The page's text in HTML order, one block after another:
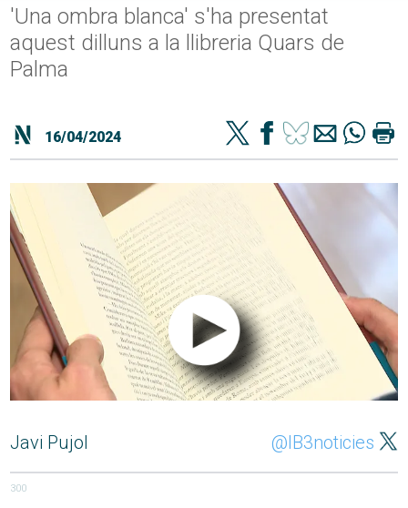
'Una ombra blanca' s'ha presentat
aquest dilluns a la llibreria Quars de
Palma
16/04/2024
Javi Pujol @IB3noticies
300